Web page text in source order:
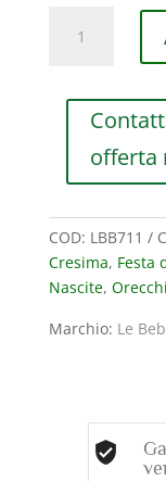
ORECCHINO
BIMBA
ORO
GIALLO
CON
DIAMANTE
offerta
COD: LBB711
Cresima, Festa
Nascite,
Marchio: Le